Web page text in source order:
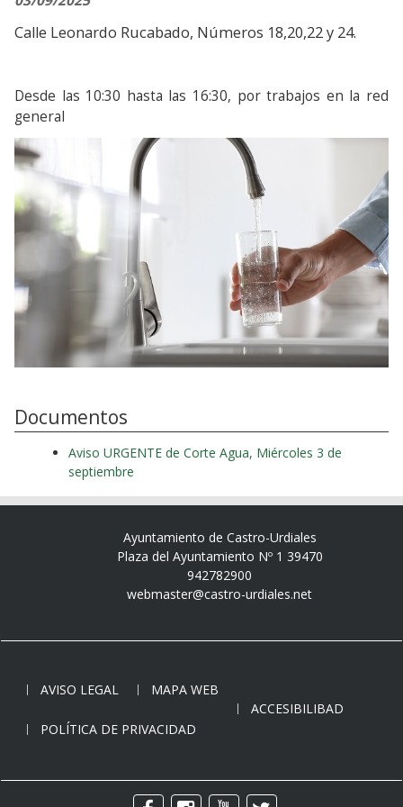
Desde las 10:30 hasta las 16:30, por trabajos en la red
general
Documentos
Aviso URGENTE de Corte Agua, Miércoles 3 de
septiembre
Ayuntamiento de Castro-Urdiales
Plaza del Ayuntamiento Nº 1 39470
942782900
webmaster@castro-urdiales.net
AVISO LEGAL
MAPA WEB
ACCESIBILIBAD
POLÍTICA DE PRIVACIDAD